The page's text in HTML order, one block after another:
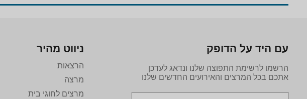
עם היד על הדופק
הרשמו לרשימת התפוצה שלנו ונדאג לעדכן
אתכם בכל המרצים והאירועים החדשים שלנו
ניווט מהיר
הרצאות
מרצה
מרצים לחוגי בית